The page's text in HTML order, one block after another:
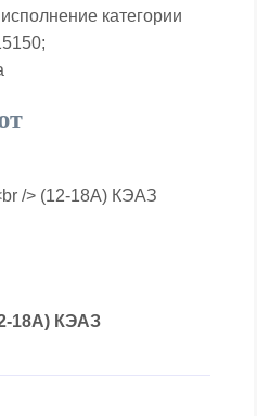
категории
18А) КЭАЗ